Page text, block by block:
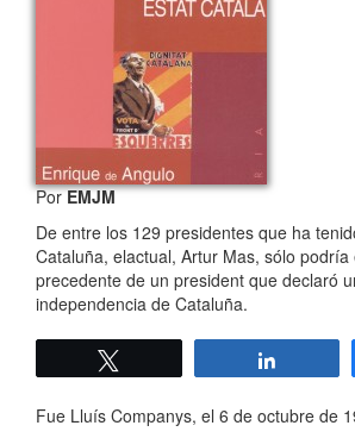
PorEMJM
De entre los 129 presidentes que ha
Cataluña, elactual, Artur Mas, sólo podría
precedente de un president que declaró
independencia de Cataluña.
Fue Lluís Companys, el 6 de octubre de